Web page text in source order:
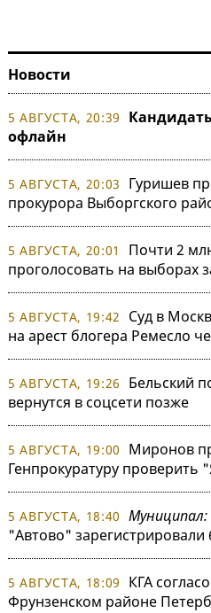
Новости
5 АВГУСТА, 20:39
офлайн
5 АВГУСТА, 20:03
Гуришев
прокурора Выборгского
5 АВГУСТА, 20:01
Почти 2
проголосовать на выборах
5 АВГУСТА, 19:42
Суд в
на арест блогера Ремесло
5 АВГУСТА, 19:26
Бельский
вернутся в соцсети позже
5 АВГУСТА, 19:00
Миронов
Генпрокуратуру проверить
5 АВГУСТА, 18:40 Муниципал:
"Автово" зарегистрировали
5 АВГУСТА, 18:09
КГА
Фрунзенском районе